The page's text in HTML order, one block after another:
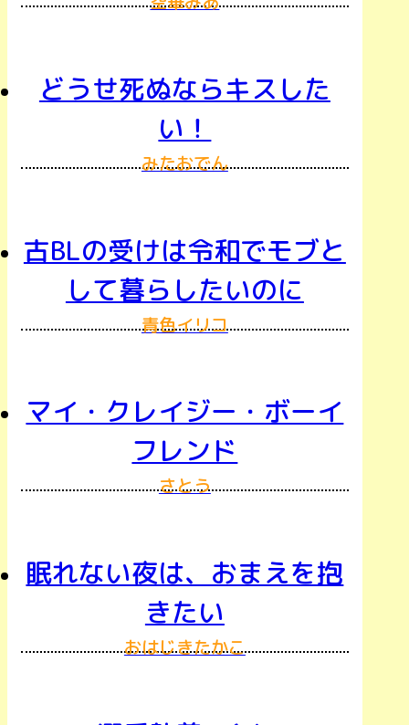
どうせ死ぬならキスした
い！
みたおでん
古BLの受けは令和でモブと
して暮らしたいのに
青色イリコ
マイ・クレイジー・ボーイ
フレンド
さとう
眠れない夜は、おまえを抱
きたい
おはじきたかこ